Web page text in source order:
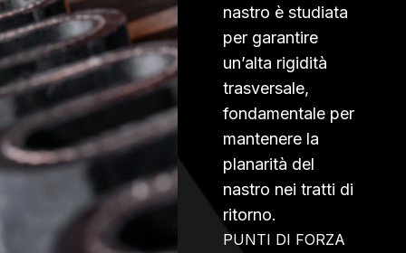
nastro è studiata
per garantire
un’alta rigidità
trasversale,
fondamentale per
mantenere la
planarità del
nastro nei tratti di
ritorno.
PUNTI DI FORZA